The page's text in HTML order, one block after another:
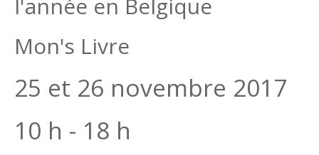
l'année en Belgique
Mon's Livre
25 et 26 novembre 2017
10 h - 18 h